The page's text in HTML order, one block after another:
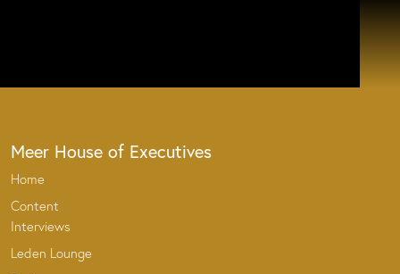
Meer House of Executives
Home
Content
Interviews
Leden Lounge